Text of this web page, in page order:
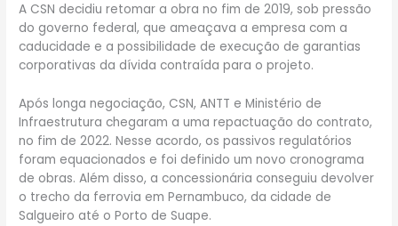
A CSN decidiu retomar a obra no fim de 2019, sob pressão
do governo federal, que ameaçava a empresa com a
caducidade e a possibilidade de execução de garantias
corporativas da dívida contraída para o projeto.
Após longa negociação, CSN, ANTT e Ministério de
Infraestrutura chegaram a uma repactuação do contrato,
no fim de 2022. Nesse acordo, os passivos regulatórios
foram equacionados e foi definido um novo cronograma
de obras. Além disso, a concessionária conseguiu devolver
o trecho da ferrovia em Pernambuco, da cidade de
Salgueiro até o Porto de Suape.